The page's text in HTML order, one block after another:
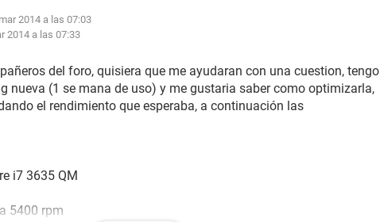
2014 a las 07:03
2014 a las 07:33
del foro, quisiera que me ayudaran con una cuestion, tengo
nueva (1 se mana de uso) y me gustaria saber como optimizarla,
el rendimiento que esperaba, a continuación las
i7 3635 QM
5400 rpm